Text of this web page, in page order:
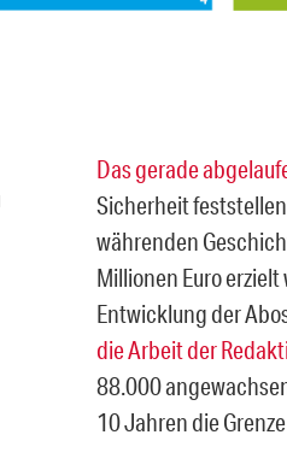
Das gerade
Sicherheit
währenden
Millionen Euro
Entwicklung der
die Arbeit der
88.000
10 Jahren die